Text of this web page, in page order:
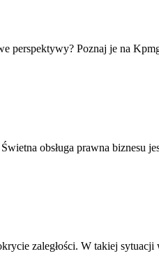
perspektywy? Poznaj je na
obsługa prawna biznesu
zaległości. W takiej